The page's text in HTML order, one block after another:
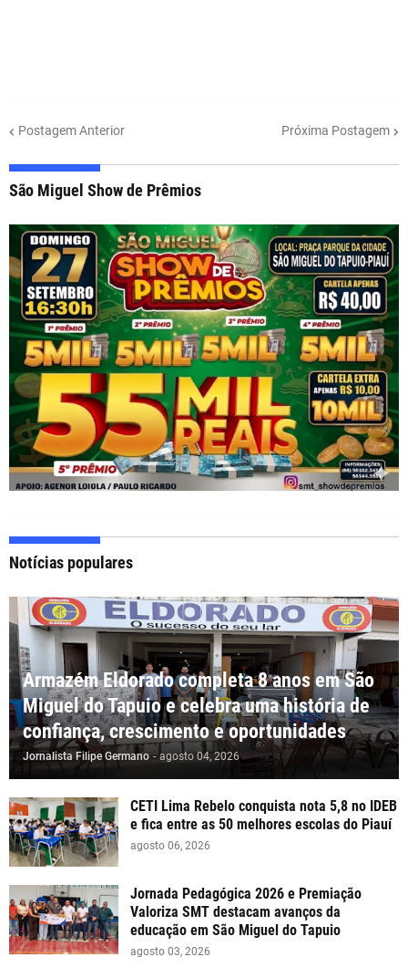
Postagem Anterior Próxima Postagem
São Miguel Show de Prêmios
Notícias populares
Armazém Eldorado completa 8 anos em São
Miguel do Tapuio e celebra uma história de
confiança, crescimento e oportunidades
Jornalista Filipe Germano - agosto 04, 2026
CETI Lima Rebelo conquista nota 5,8 no IDEB
e fica entre as 50 melhores escolas do Piauí
agosto 06, 2026
Jornada Pedagógica 2026 e Premiação
Valoriza SMT destacam avanços da
educação em São Miguel do Tapuio
agosto 03, 2026